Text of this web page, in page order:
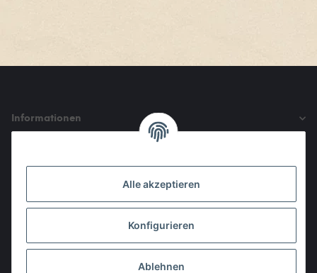
Informationen
Alle akzeptieren
Konfigurieren
Ablehnen